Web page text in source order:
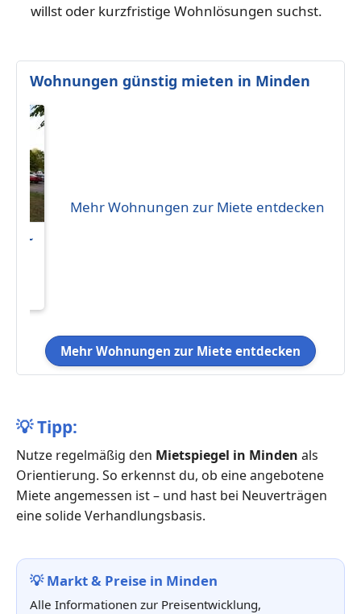
willst oder kurzfristige Wohnlösungen suchst.
Wohnungen günstig mieten in Minden
Mehr Wohnungen zur Miete entdecken
Mehr Wohnungen zur Miete entdecken
💡Tipp:
Nutze regelmäßig den Mietspiegel in Minden als
Orientierung. So erkennst du, ob eine angebotene
Miete angemessen ist – und hast bei Neuverträgen
eine solide Verhandlungsbasis.
💡Markt & Preise in Minden
Alle Informationen zur Preisentwicklung,